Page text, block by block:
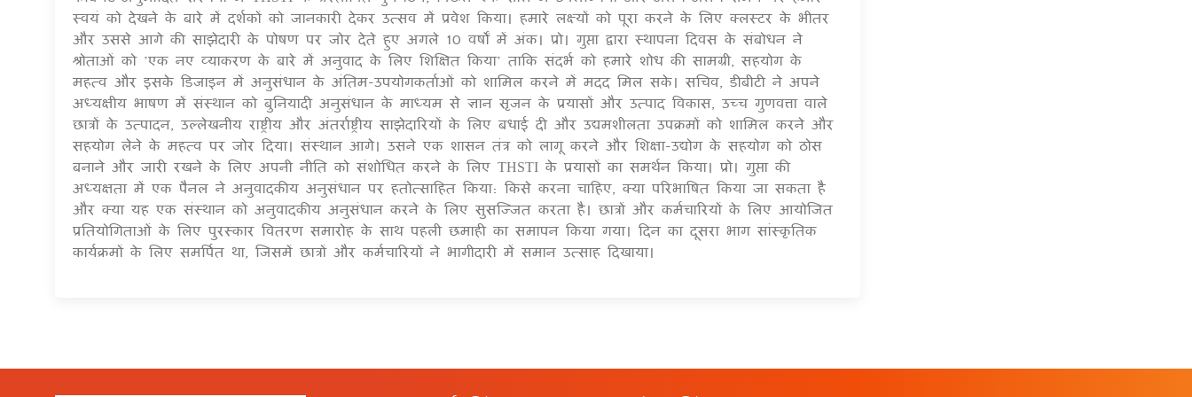
स्वयं को देखने के बारे में दर्शकों को जानकारी देकर उत्सव में प्रवेश किया। हमारे लक्ष्यों को पूरा करने के लिए क्लस्टर के भीतर
और उससे आगे की साझेदारी के पोषण पर जोर देते हुए अगले 10 वर्षों में अंक। प्रो। गुप्ता द्वारा स्थापना दिवस के संबोधन ने
श्रोताओं को ’एक नए व्याकरण के बारे में अनुवाद के लिए शिक्षित किया’ ताकि संदर्भ को हमारे शोध की सामग्री, सहयोग के
महत्व और इसके डिजाइन में अनुसंधान के अंतिम-उपयोगकर्ताओं को शामिल करने में मदद मिल सके। सचिव, डीबीटी ने अपने
अध्यक्षीय भाषण में संस्थान को बुनियादी अनुसंधान के माध्यम से ज्ञान सृजन के प्रयासों और उत्पाद विकास, उच्च गुणवत्ता वाले
छात्रों के उत्पादन, उल्लेखनीय राष्ट्रीय और अंतर्राष्ट्रीय साझेदारियों के लिए बधाई दी और उद्यमशीलता उपक्रमों को शामिल करने और
सहयोग लेने के महत्व पर जोर दिया। संस्थान आगे। उसने एक शासन तंत्र को लागू करने और शिक्षा-उद्योग के सहयोग को ठोस
बनाने और जारी रखने के लिए अपनी नीति को संशोधित करने के लिए THSTI के प्रयासों का समर्थन किया। प्रो। गुप्ता की
अध्यक्षता में एक पैनल ने अनुवादकीय अनुसंधान पर हतोत्साहित किया: किसे करना चाहिए, क्या परिभाषित किया जा सकता है
और क्या यह एक संस्थान को अनुवादकीय अनुसंधान करने के लिए सुसज्जित करता है। छात्रों और कर्मचारियों के लिए आयोजित
प्रतियोगिताओं के लिए पुरस्कार वितरण समारोह के साथ पहली छमाही का समापन किया गया। दिन का दूसरा भाग सांस्कृतिक
कार्यक्रमों के लिए समर्पित था, जिसमें छात्रों और कर्मचारियों ने भागीदारी में समान उत्साह दिखाया।